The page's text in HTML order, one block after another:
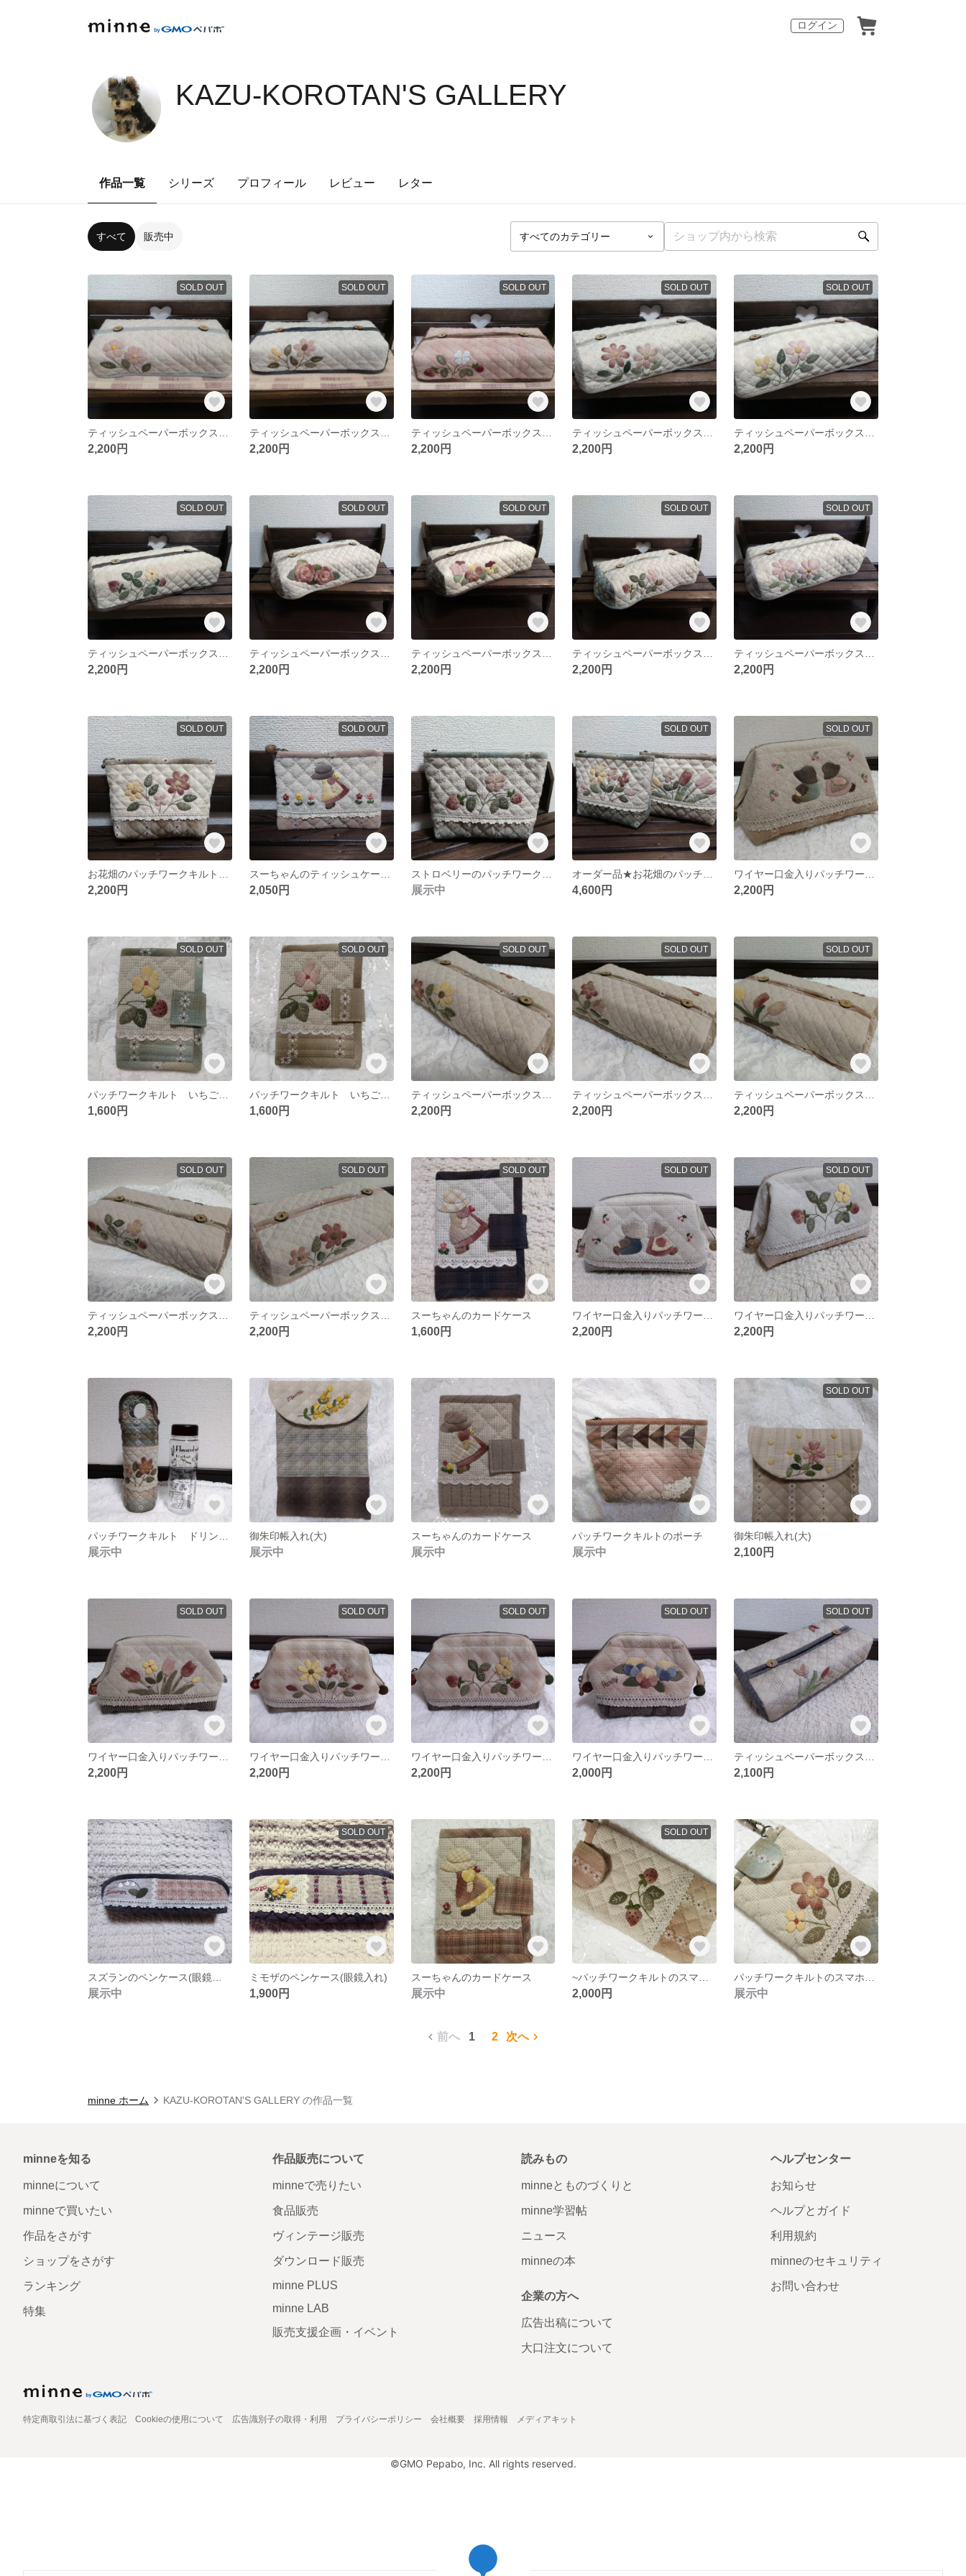
ログイン
KAZU-KOROTAN'S GALLERY
作品一覧 シリーズ プロフィール レビュー レター
すべて 販売中
SOLD OUT
2,200円
SOLD OUT
2,200円
SOLD OUT
2,200円
SOLD OUT
2,200円
SOLD OUT
2,200円
SOLD OUT
2,200円
SOLD OUT
2,200円
SOLD OUT
2,200円
SOLD OUT
2,200円
SOLD OUT
2,200円
SOLD OUT
2,200円
SOLD OUT
2,050円 展示中
SOLD OUT
4,600円
SOLD OUT
2,200円
SOLD OUT
1,600円
SOLD OUT
パッチワークキルト いちごのカードケース
1,600円
SOLD OUT
2,200円
SOLD OUT
2,200円
SOLD OUT
2,200円
SOLD OUT
2,200円
SOLD OUT
2,200円
SOLD OUT
スーちゃんのカードケース
1,600円
SOLD OUT
2,200円
SOLD OUT
2,200円
展示中
御朱印帳入れ(大)
展示中
スーちゃんのカードケース
展示中
パッチワークキルトのポーチ
展示中
SOLD OUT
御朱印帳入れ(大)
2,100円
SOLD OUT
2,200円
SOLD OUT
2,200円
SOLD OUT
2,200円
SOLD OUT
2,000円
SOLD OUT
2,100円
展示中
SOLD OUT
ミモザのペンケース(眼鏡入れ)
1,900円
スーちゃんのカードケース
展示中
SOLD OUT
2,000円 展示中
前へ 1 2 次へ
minne ホーム KAZU-KOROTAN'S GALLERY の作品一覧
minneを知る
minneについて
minneで買いたい
作品をさがす
ショップをさがす
ランキング
特集
作品販売について
minneで売りたい
食品販売
ヴィンテージ販売
ダウンロード販売
minne PLUS
minne LAB
販売支援企画・イベント
読みもの
minneとものづくりと
minne学習帖
ニュース
minneの本
企業の方へ
広告出稿について
大口注文について
ヘルプセンター
お知らせ
ヘルプとガイド
利用規約
minneのセキュリティ
お問い合わせ
特定商取引法に基づく表記 Cookieの使用について 広告識別子の取得・利用 プライバシーポリシー 会社概要 採用情報 メディアキット
©GMO Pepabo, Inc. All rights reserved.